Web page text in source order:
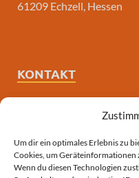
Um dir ein optimales Erlebnis zu
Cookies, um
Wenn du diesen Technologien
61209 Echzell, Hessen
KONTAKT
Telefon
06008-390